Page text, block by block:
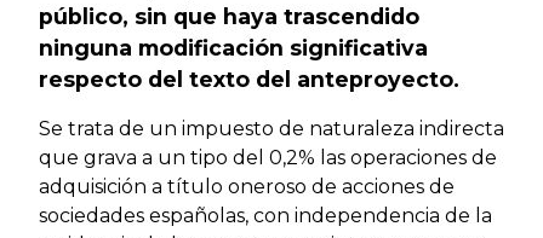
público, sin que haya trascendido
ninguna modificación significativa
respecto del texto del anteproyecto.
Se trata de un impuesto de naturaleza indirecta
que grava a un tipo del 0,2% las operaciones de
adquisición a título oneroso de acciones de
sociedades españolas, con independencia de la